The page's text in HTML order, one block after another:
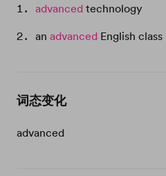
advancedtechnology
an advanced English class
词态变化
advanced